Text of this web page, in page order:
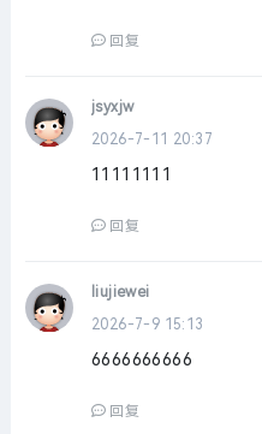
回复
jsyxjw
2026-7-11 20:37
11111111
回复
liujiewei
2026-7-9 15:13
6666666666
回复